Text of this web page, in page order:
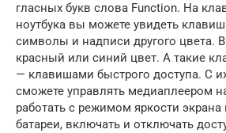
гласных букв слова Function. На
ноутбука вы можете увидеть
символы и надписи другого цвета.
красный или синий цвет. А такие
— клавишами быстрого доступа. С
сможете управлять медиаплеером
работать с режимом яркости
батареи, включать и отключать